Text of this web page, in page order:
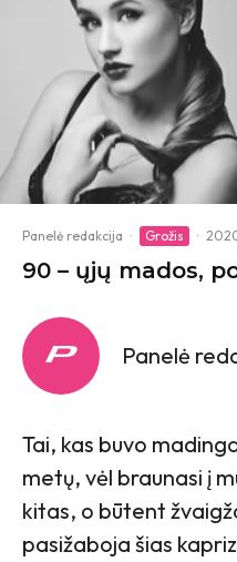
Panelė redakcija · Grožis ·
90 – ųjų mados,
Panelė
Tai, kas buvo
metų, vėl braunasi į
kitas, o būtent
pasižaboja šias